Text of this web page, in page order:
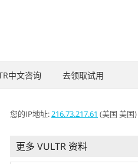
中文咨询 去领取试用
您的IP地址:216.73.217.61 (美国 美国)
更多 VULTR 资料